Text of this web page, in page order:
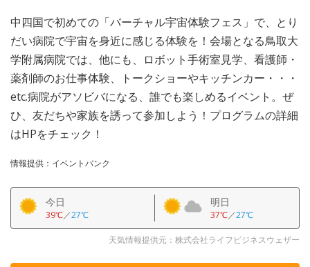
中四国で初めての「バーチャル宇宙体験フェス」で、とり
だい病院で宇宙を身近に感じる体験を！会場となる鳥取大
学附属病院では、他にも、ロボット手術室見学、看護師・
薬剤師のお仕事体験、トークショーやキッチンカー・・・
etc.病院がアソビバになる、誰でも楽しめるイベント。ぜ
ひ、友だちや家族を誘って参加しよう！プログラムの詳細
はHPをチェック！
情報提供：イベントバンク
今日
39℃／27℃
明日
37℃／27℃
天気情報提供元：株式会社ライフビジネスウェザー